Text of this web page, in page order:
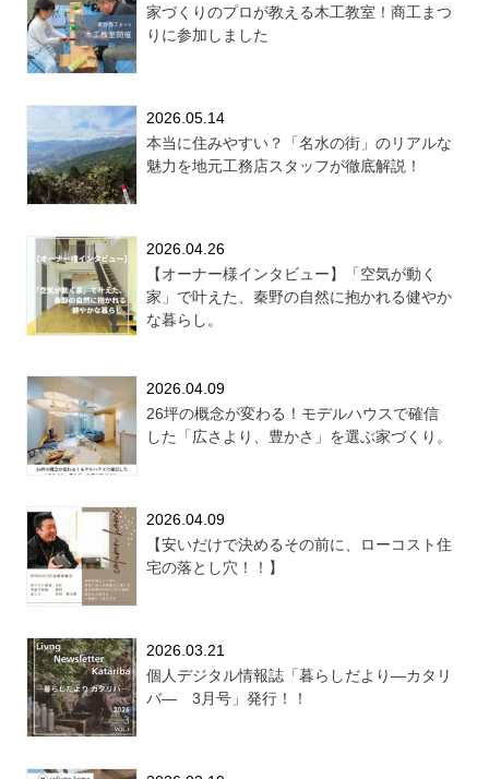
家づくりのプロが教える木工教室！商工まつ
りに参加しました
2026.05.14
本当に住みやすい？「名水の街」のリアルな
魅力を地元工務店スタッフが徹底解説！
2026.04.26
【オーナー様インタビュー】「空気が動く
家」で叶えた、秦野の自然に抱かれる健やか
な暮らし。
2026.04.09
26坪の概念が変わる！モデルハウスで確信
した「広さより、豊かさ」を選ぶ家づくり。
2026.04.09
【安いだけで決めるその前に、ローコスト住
宅の落とし穴！！】
2026.03.21
個人デジタル情報誌「暮らしだより―カタリ
バ― 3月号」発行！！